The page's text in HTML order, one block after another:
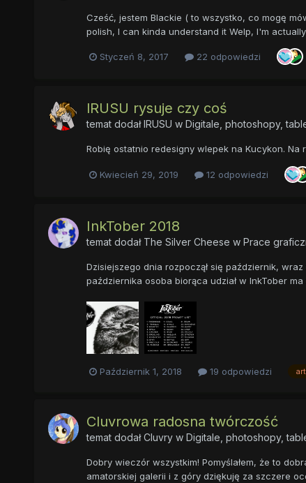
Cześć, jestem Blackie ( to wszystko, co mogę
polish, I can kinda understand it Welp, I'm
Styczeń 8, 2017 22 odpowiedzi
lRUSU rysuje czy coś
temat dodałlRUSU w Digitale, photoshopy,
Robię ostatnio redesigny wlepek na Kucykon.
Kwiecień 29, 2019 12 odpowiedzi
InkTober 2018
temat dodał The Silver Cheese w Prace
Dzisiejszego dnia rozpoczął się październik,
października osoba biorąca udział w InkTober
Październik 1, 2018 19 odpowiedzi art
Cluvrowa radosna twórczość
temat dodałCluvryw Digitale, photoshopy,
Dobry wieczór wszystkim! Pomyślałem, że to
amatorskiej galerii i z góry dziękuję za szczere